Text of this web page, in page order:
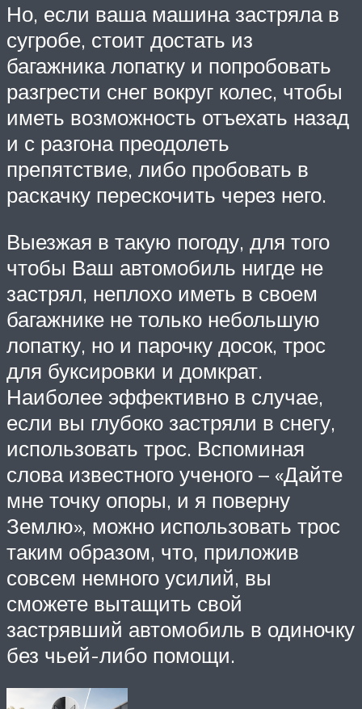
Но, если ваша машина застряла в
сугробе, стоит достать из
багажника лопатку и попробовать
разгрести снег вокруг колес, чтобы
иметь возможность отъехать назад
и с разгона преодолеть
препятствие, либо пробовать в
раскачку перескочить через него.
Выезжая в такую погоду, для того
чтобы Ваш автомобиль нигде не
застрял, неплохо иметь в своем
багажнике не только небольшую
лопатку, но и парочку досок, трос
для буксировки и домкрат.
Наиболее эффективно в случае,
если вы глубоко застряли в снегу,
использовать трос. Вспоминая
слова известного ученого – «Дайте
мне точку опоры, и я поверну
Землю», можно использовать трос
таким образом, что, приложив
совсем немного усилий, вы
сможете вытащить свой
застрявший автомобиль в одиночку
без чьей-либо помощи.